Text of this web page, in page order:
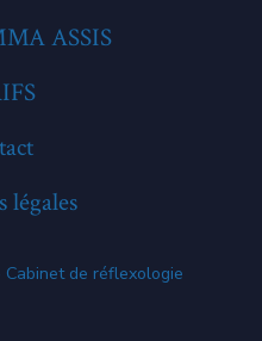
ASSIS
légales
de réflexologie